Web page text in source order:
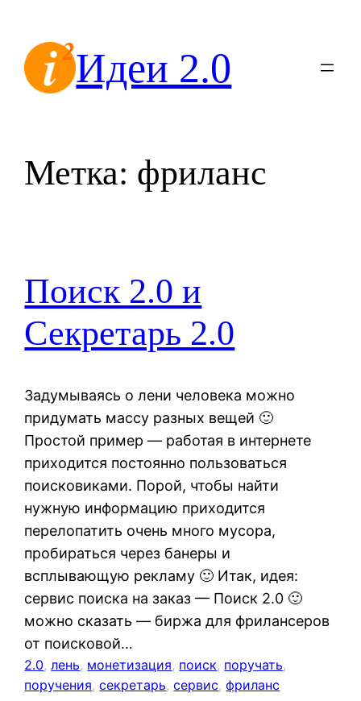
содержимомуИдеи 2.0
Метка: фриланс
Поиск 2.0 и
Секретарь 2.0
Задумываясь о лени человека можно
придумать массу разных вещей 🙂
Простой пример — работая в интернете
приходится постоянно пользоваться
поисковиками. Порой, чтобы найти
нужную информацию приходится
перелопатить очень много мусора,
пробираться через банеры и
всплывающую рекламу 🙂 Итак, идея:
сервис поиска на заказ — Поиск 2.0 🙂
можно сказать — биржа для фрилансеров
от поисковой…
2.0, лень, монетизация, поиск, поручать
поручения, секретарь, сервис, фриланс